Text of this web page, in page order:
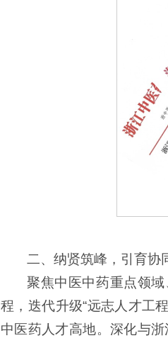
二、纳贤筑峰，引育协
聚焦中医中药重点领
程，迭代升级“远志人才工
中医药人才高地。深化与